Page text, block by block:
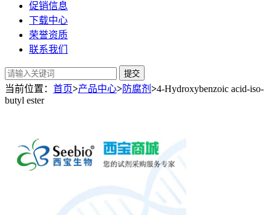
促销信息
下载中心
荣誉资质
联系我们
提交
当前位置： 首页>产品中心>防腐剂 >4-Hydroxybenzoic acid-iso-
butyl ester